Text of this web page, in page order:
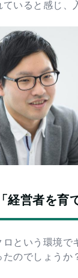
いると感じ、
経営者を育
という環境で
のでしょうか